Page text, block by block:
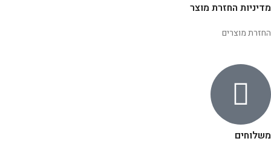
מדיניות החזרת מוצר
החזרת מוצרים
משלוחים